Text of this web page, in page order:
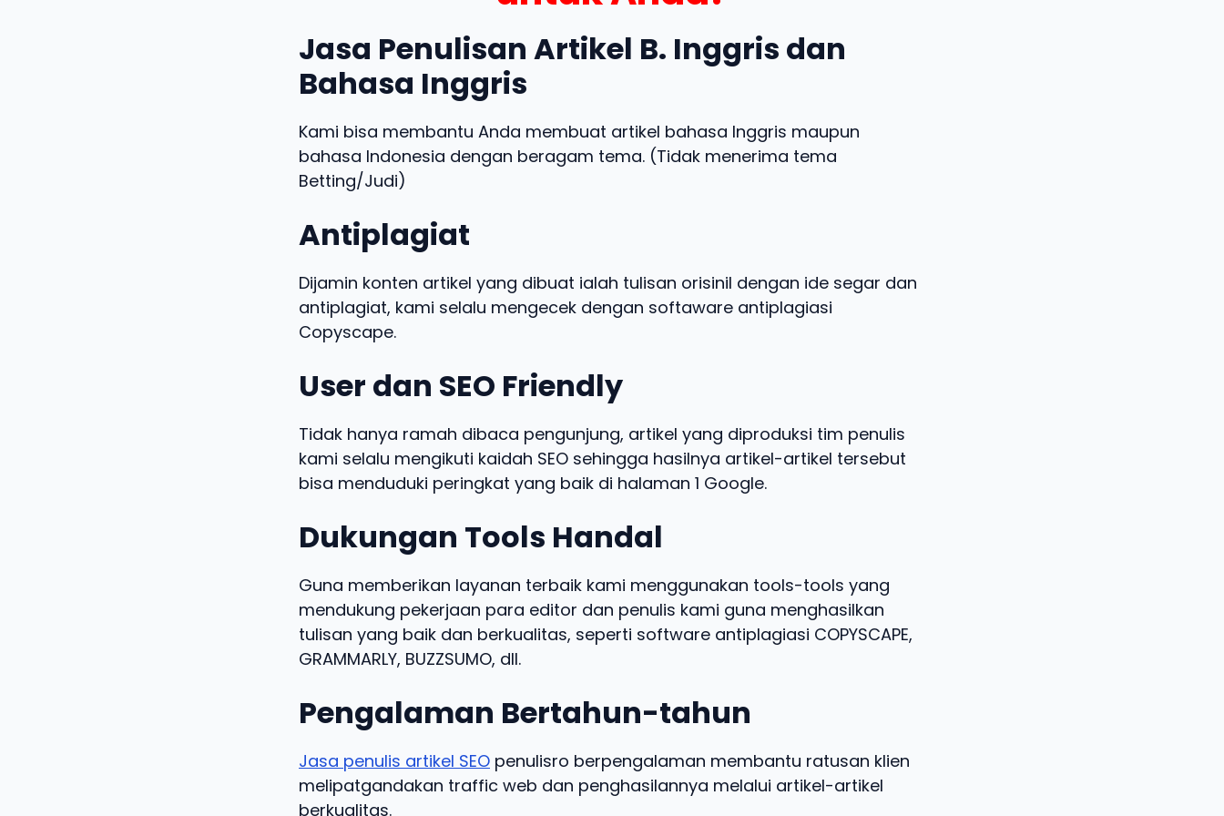
Jasa Penulisan Artikel B. Inggris dan
Bahasa Inggris
Kami bisa membantu Anda membuat artikel bahasa Inggris maupun
bahasa Indonesia dengan beragam tema. (Tidak menerima tema
Betting/Judi)
Antiplagiat
Dijamin konten artikel yang dibuat ialah tulisan orisinil dengan ide segar dan
antiplagiat, kami selalu mengecek dengan softaware antiplagiasi
Copyscape.
User dan SEO Friendly
Tidak hanya ramah dibaca pengunjung, artikel yang diproduksi tim penulis
kami selalu mengikuti kaidah SEO sehingga hasilnya artikel-artikel tersebut
bisa menduduki peringkat yang baik di halaman 1 Google.
Dukungan Tools Handal
Guna memberikan layanan terbaik kami menggunakan tools-tools yang
mendukung pekerjaan para editor dan penulis kami guna menghasilkan
tulisan yang baik dan berkualitas, seperti software antiplagiasi COPYSCAPE,
GRAMMARLY, BUZZSUMO, dll.
Pengalaman Bertahun-tahun
Jasa penulis artikel SEO penulisro berpengalaman membantu ratusan klien
melipatgandakan traffic web dan penghasilannya melalui artikel-artikel
berkualitas.